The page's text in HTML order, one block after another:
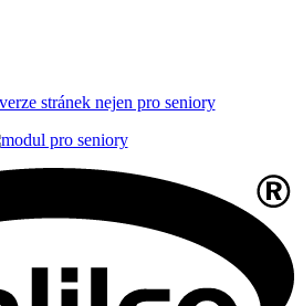
stránek nejen pro seniory